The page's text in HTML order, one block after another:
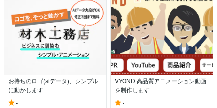
お持ちのロゴ(aiデータ)、シンプル
に動かします
-
VYOND 高品質アニメーション動画
を制作します
-